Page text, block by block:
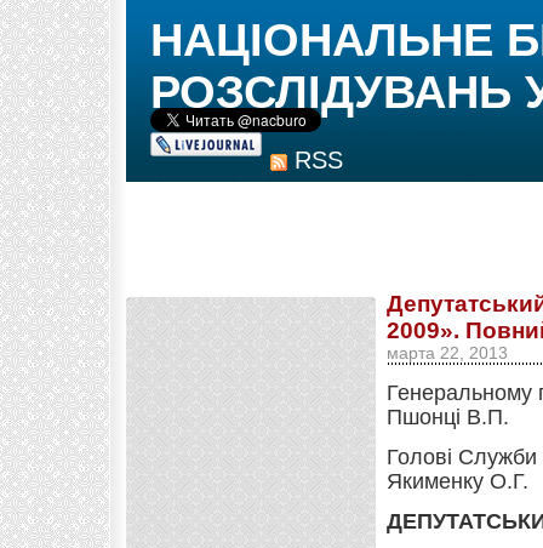
RSS
НАЦІОНАЛЬНЕ
РОЗСЛІДУВАНЬ
2009».
марта 22, 2013
Генеральному
Пшонці В.П.
Голові Служби
Якименку О.Г.